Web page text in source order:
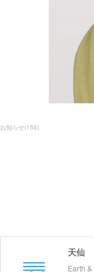
お知らせ(156)
天仙
Earth